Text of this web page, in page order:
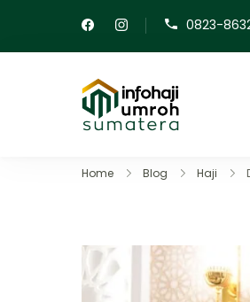
0823-
Info
Home Blog Haji